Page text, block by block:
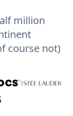
million
course not)